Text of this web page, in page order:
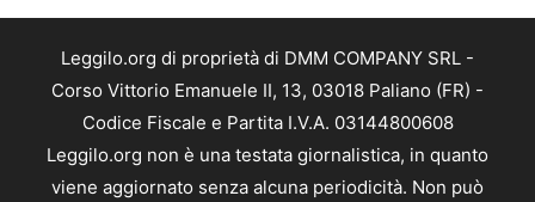
Leggilo.org di proprietà di DMM COMPANY SRL -
Corso Vittorio Emanuele II, 13, 03018 Paliano (FR) -
Codice Fiscale e Partita I.V.A. 03144800608
Leggilo.org non è una testata giornalistica, in quanto
viene aggiornato senza alcuna periodicità. Non può